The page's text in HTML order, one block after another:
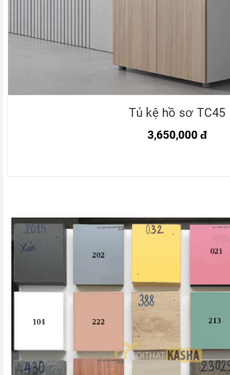
Tủ kệ hồ sơ TC45
3,650,000 đ